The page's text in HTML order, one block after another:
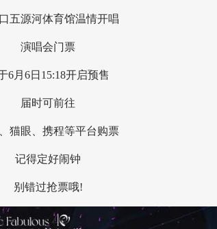
源河体育馆温情开唱
唱会门票
6日15:18开启预售
时可前往
眼、携程等平台购票
得定好闹钟
错过抢票哦!